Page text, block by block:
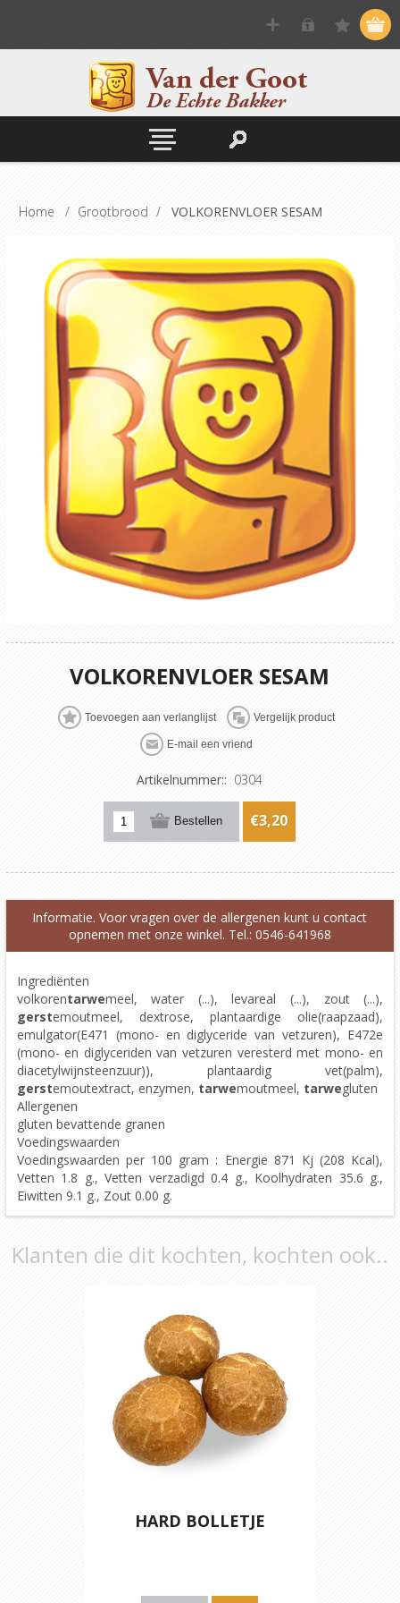
Home / Grootbrood / VOLKORENVLOER SESAM
VOLKORENVLOER SESAM
Artikelnummer:: 0304
€3,20
Informatie. Voor vragen over de allergenen kunt u contact
opnemen met onze winkel. Tel.: 0546-641968
Ingrediënten
volkorentarwemeel, water (...), levareal (...), zout (...),
gerstemoutmeel, dextrose, plantaardige olie(raapzaad),
emulgator(E471 (mono- en diglyceride van vetzuren), E472e
(mono- en diglyceriden van vetzuren veresterd met mono- en
diacetylwijnsteenzuur)), plantaardig vet(palm),
gerstemoutextract, enzymen, tarwemoutmeel, tarwegluten
Allergenen
gluten bevattende granen
Voedingswaarden
Voedingswaarden per 100 gram : Energie 871 Kj (208 Kcal),
Vetten 1.8 g., Vetten verzadigd 0.4 g., Koolhydraten 35.6 g.,
Eiwitten 9.1 g., Zout 0.00 g.
Klanten die dit kochten, kochten ook..
HARD BOLLETJE